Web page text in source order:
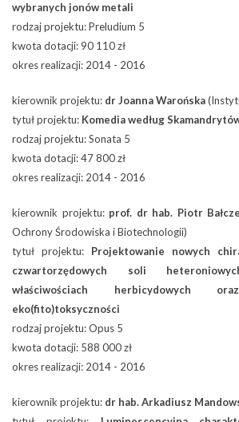
wybranych jonów metali
rodzaj projektu: Preludium 5
kwota dotacji: 90 110 zł
okres realizacji: 2014 - 2016
kierownik projektu: dr Joanna Warońska
tytuł projektu: Komedia według
rodzaj projektu: Sonata 5
kwota dotacji: 47 800 zł
okres realizacji: 2014 - 2016
kierownik projektu: prof. dr hab. Piotr
Ochrony Środowiska i Biotechnologii)
tytuł projektu: Projektowanie nowych
czwartorzędowych soli
właściwościach herbicydowych
eko(fito)toksyczności
rodzaj projektu: Opus 5
kwota dotacji: 588 000 zł
okres realizacji: 2014 - 2016
kierownik projektu: dr hab. Arkadiusz